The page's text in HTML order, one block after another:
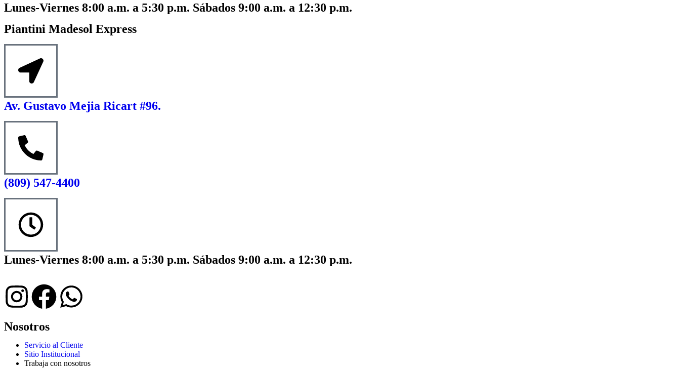
Lunes-Viernes 8:00 a.m. a 5:30 p.m. Sábados 9:00 a.m. a 12:30 p.m.
Piantini Madesol Express
Av. Gustavo Mejia Ricart #96.
(809) 547-4400
Lunes-Viernes 8:00 a.m. a 5:30 p.m. Sábados 9:00 a.m. a 12:30 p.m.
Nosotros
Servicio al Cliente
Sitio Institucional
Trabaja con nosotros